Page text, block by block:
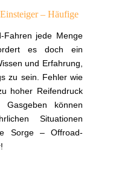
– Häufige
Fahren jede Menge
es doch ein
und Erfahrung,
zu sein. Fehler wie
hoher Reifendruck
Gasgeben können
Situationen
Sorge – Offroad-